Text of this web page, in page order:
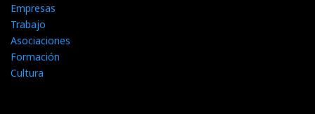
Empresas
Trabajo
Asociaciones
Formación
Cultura